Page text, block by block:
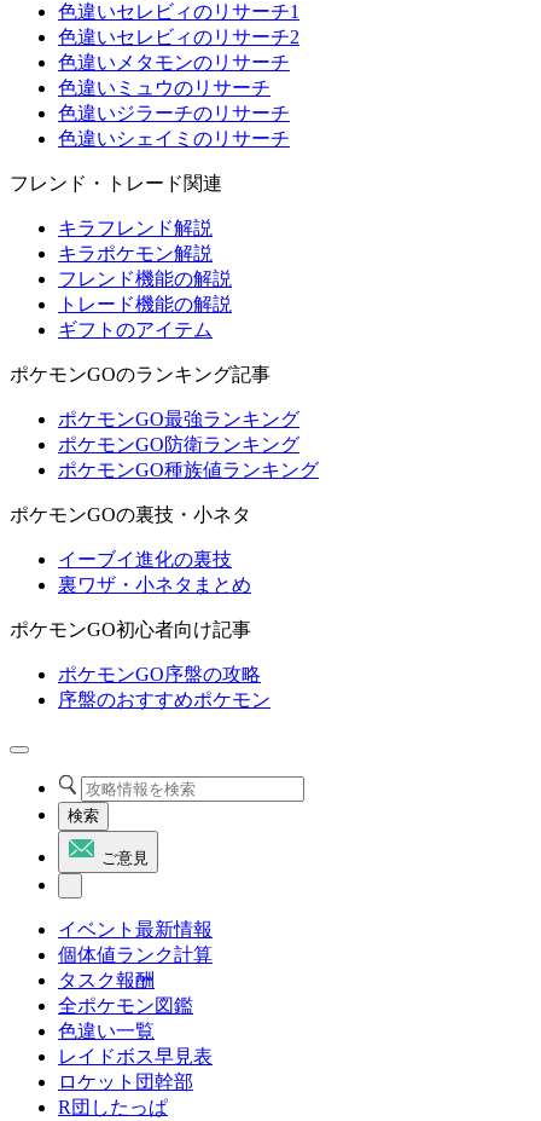
色違いセレビィのリサーチ1
色違いセレビィのリサーチ2
色違いメタモンのリサーチ
色違いミュウのリサーチ
色違いジラーチのリサーチ
色違いシェイミのリサーチ
フレンド・トレード関連
キラフレンド解説
キラポケモン解説
フレンド機能の解説
トレード機能の解説
ギフトのアイテム
ポケモンGOのランキング記事
ポケモンGO最強ランキング
ポケモンGO防衛ランキング
ポケモンGO種族値ランキング
ポケモンGOの裏技・小ネタ
イーブイ進化の裏技
裏ワザ・小ネタまとめ
ポケモンGO初心者向け記事
ポケモンGO序盤の攻略
序盤のおすすめポケモン
検索
ご意見
イベント最新情報
個体値ランク計算
タスク報酬
全ポケモン図鑑
色違い一覧
レイドボス早見表
ロケット団幹部
R団したっぱ